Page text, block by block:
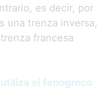
es decir, por
una trenza inversa,
francesa
el fenogreco